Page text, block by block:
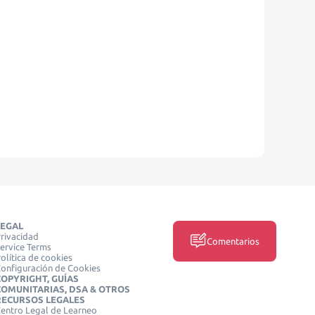
Terms
de cookies
de Cookies
GUÍAS
DSA & OTROS
LEGALES
Legal de Learneo
Comentarios